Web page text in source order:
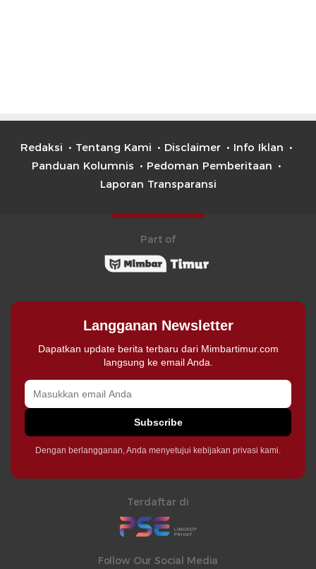
Redaksi Tentang Kami Disclaimer
Info Iklan
Panduan Kolumnis
Pedoman Pemberitaan
Laporan Transparansi
Part of
Langganan Newsletter
Dapatkan update berita terbaru dari Mimbartimur.com
langsung ke email Anda.
Subscribe
Dengan berlangganan, Anda menyetujui kebijakan privasi kami.
Terdaftar di
Follow Our Social Media